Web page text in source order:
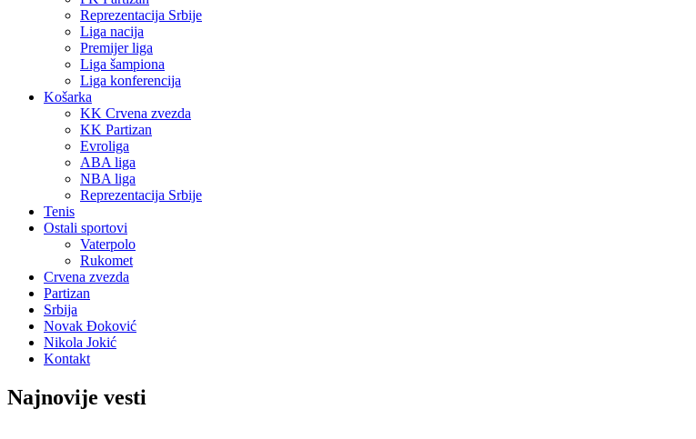
Reprezentacija Srbije
Liga nacija
Premijer liga
Liga šampiona
Liga konferencija
Košarka
KK Crvena zvezda
KK Partizan
Evroliga
ABA liga
NBA liga
Reprezentacija Srbije
Tenis
Ostali sportovi
Vaterpolo
Rukomet
Crvena zvezda
Partizan
Srbija
Novak Đoković
Nikola Jokić
Kontakt
Najnovije vesti